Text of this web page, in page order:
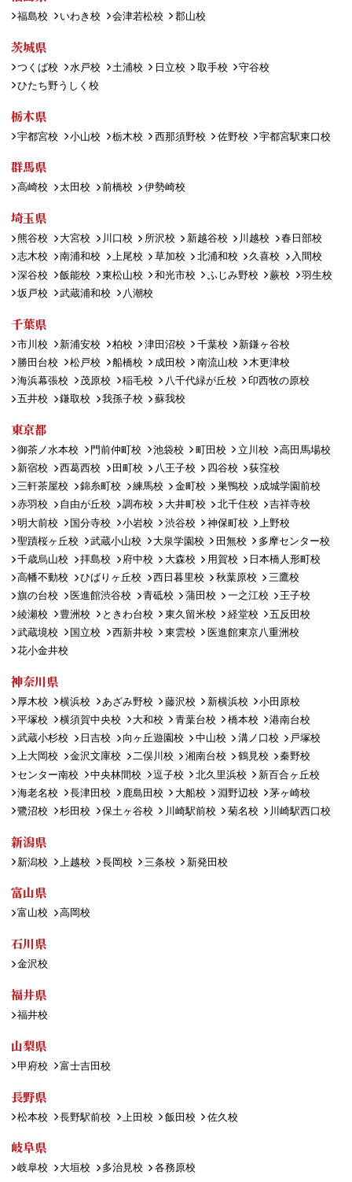
福島校 いわき校 会津若松校 郡山校
茨城県
つくば校 水戸校 土浦校 日立校 取手校
守谷校
ひたち野うしく校
栃木県
宇都宮校 小山校 栃木校 西那須野校 佐野校 宇都宮駅東口校
群馬県
高崎校 太田校 前橋校 伊勢崎校
埼玉県
熊谷校 大宮校 川口校 所沢校 新越谷校 川越校
春日部校
志木校
南浦和校 上尾校 草加校 北浦和校 久喜校
入間校
深谷校
飯能校 東松山校 和光市校 ふじみ野校 蕨校
羽生校
坂戸校
武蔵浦和校 八潮校
千葉県
市川校 新浦安校 柏校 津田沼校 千葉校
新鎌ヶ谷校
勝田台校
松戸校 船橋校 成田校 南流山校
木更津校
海浜幕張校
茂原校 稲毛校 八千代緑が丘校
印西牧の原校
五井校
鎌取校 我孫子校 蘇我校
東京都
御茶ノ水本校 門前仲町校 池袋校 町田校 立川校
高田馬場校
新宿校
西葛西校 田町校 八王子校 四谷校
荻窪校
三軒茶屋校
錦糸町校 練馬校 金町校 巣鴨校
成城学園前校
赤羽校
自由が丘校 調布校 大井町校 北千住校
吉祥寺校
明大前校
国分寺校 小岩校 渋谷校 神保町校
上野校
聖蹟桜ヶ丘校
武蔵小山校 大泉学園校 田無校
多摩センター校
千歳烏山校
拝島校 府中校 大森校 用賀校
日本橋人形町校
高幡不動校
ひばりヶ丘校 西日暮里校 秋葉原校
三鷹校
旗の台校
医進館渋谷校 青砥校 蒲田校 一之江校
王子校
綾瀬校
豊洲校 ときわ台校 東久留米校 経堂校
五反田校
武蔵境校
国立校 西新井校 東雲校
医進館東京八重洲校
花小金井校
神奈川県
厚木校 横浜校 あざみ野校 藤沢校 新横浜校
小田原校
平塚校
横須賀中央校 大和校 青葉台校 橋本校
港南台校
武蔵小杉校
日吉校 向ヶ丘遊園校 中山校 溝ノ口校
戸塚校
上大岡校
金沢文庫校 二俣川校 湘南台校 鶴見校
秦野校
センター南校
中央林間校 逗子校 北久里浜校
新百合ヶ丘校
海老名校
長津田校 鹿島田校 大船校 淵野辺校
茅ヶ崎校
鷺沼校
杉田校 保土ヶ谷校 川崎駅前校 菊名校 川崎駅西口校
新潟県
新潟校 上越校 長岡校 三条校 新発田校
富山県
富山校 高岡校
石川県
金沢校
福井県
福井校
山梨県
甲府校 富士吉田校
長野県
松本校 長野駅前校 上田校 飯田校 佐久校
岐阜県
岐阜校 大垣校 多治見校 各務原校